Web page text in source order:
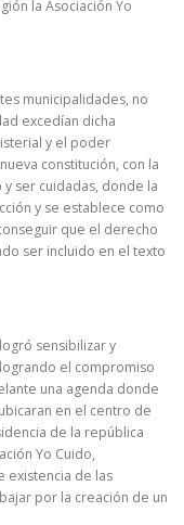
la Asociación Yo
municipalidades, no
excedían dicha
y el poder
constitución, con la
ser cuidadas, donde la
y se establece como
que el derecho
ser incluido en el texto
sensibilizar y
el compromiso
una agenda donde
en el centro de
de la república
Yo Cuido,
existencia de las
por la creación de un